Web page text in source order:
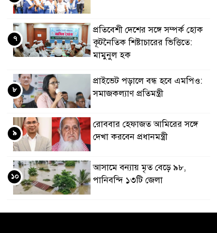
প্রতিবেশী দেশের সঙ্গে সম্পর্ক হোক
কূটনৈতিক শিষ্টাচারের ভিত্তিতে:
মামুনুল হক
৭
প্রাইভেট পড়ালে বন্ধ হবে এমপিও:
সমাজকল্যাণ প্রতিমন্ত্রী
৮
রোববার হেফাজত আমিরের সঙ্গে
দেখা করবেন প্রধানমন্ত্রী
৯
আসামে বন্যায় মৃত বেড়ে ৯৮,
পানিবন্দি ১৩টি জেলা
১০